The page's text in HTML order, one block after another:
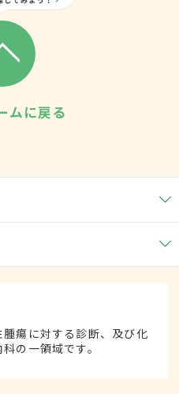
ムに戻る
瘍に対する診断、及び化
の一領域です。